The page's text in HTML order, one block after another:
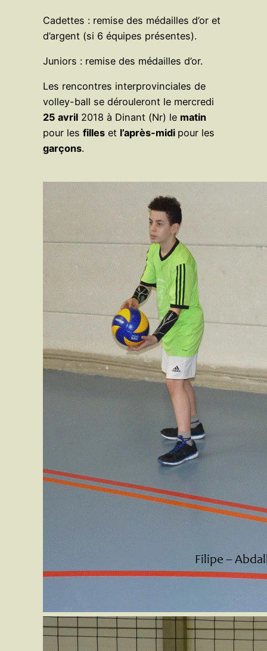
Cadettes : remise des médailles d’or et
d’argent (si 6 équipes présentes).
Juniors : remise des médailles d’or.
Les rencontres interprovinciales de
volley-ball se dérouleront le mercredi
25 avril 2018 à Dinant (Nr) le matin
pour les filles et l’après-midi pour les
garçons.